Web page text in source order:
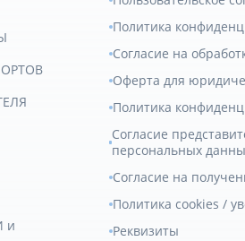
и
Политика
Согласие на
Оферта для
Политика
Согласие
персональных
Согласие на
Политика cookies /
Реквизиты